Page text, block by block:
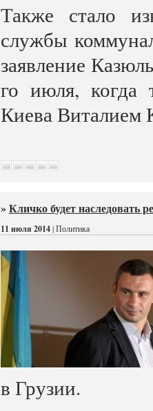
Также стало
службы
заявление
го июля, когда
Киева Виталием
»Кличко будет наследовать
11 июля 2014| Политика
в Грузии.